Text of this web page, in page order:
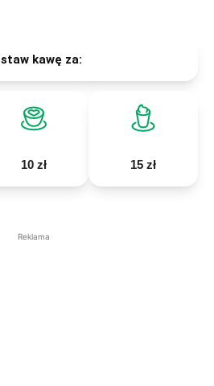
kawę za:
10 zł 15 zł
Reklama